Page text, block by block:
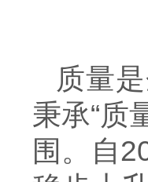
质量
秉承“质
围。自